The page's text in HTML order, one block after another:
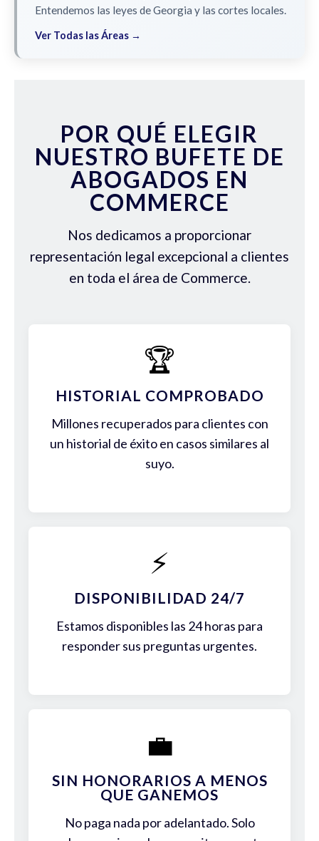
Entendemos las leyes de Georgia y las cortes locales.
Ver Todas las Áreas →
POR QUÉ ELEGIR
NUESTRO BUFETE DE
ABOGADOS EN
COMMERCE
Nos dedicamos a proporcionar
representación legal excepcional a clientes
en toda el área de Commerce.
🏆
HISTORIAL COMPROBADO
Millones recuperados para clientes con
un historial de éxito en casos similares al
suyo.
⚡
DISPONIBILIDAD 24/7
Estamos disponibles las 24 horas para
responder sus preguntas urgentes.
💼
SIN HONORARIOS A MENOS
QUE GANEMOS
No paga nada por adelantado. Solo